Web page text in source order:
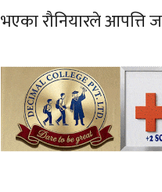
भएका रौनियारले आपत्ति